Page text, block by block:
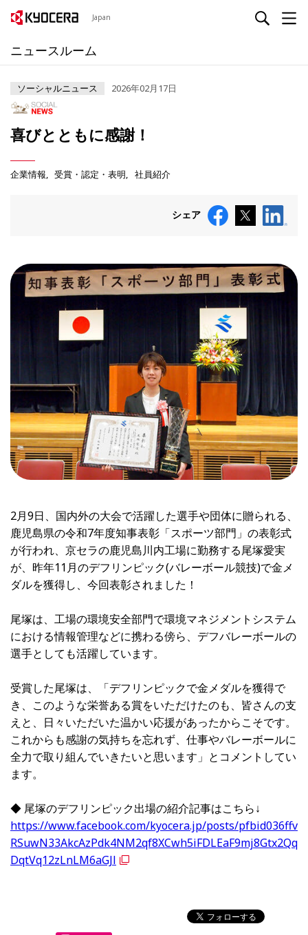
Japan
ニュースルーム
ソーシャルニュース 2026年02月17日
喜びとともに感謝！
企業情報 受賞・認定・表明 社員紹介
シェア
2月9日、国内外の大会で活躍した選手や団体に贈られる、
鹿児島県の令和7年度知事表彰「スポーツ部門」の表彰式
が行われ、京セラの鹿児島川内工場に勤務する尾塚愛実
が、昨年11月のデフリンピック(バレーボール競技)で金メ
ダルを獲得し、今回表彰されました！
尾塚は、工場の環境安全部門で環境マネジメントシステム
における情報管理などに携わる傍ら、デフバレーボールの
選手としても活躍しています。
受賞した尾塚は、「デフリンピックで金メダルを獲得で
き、このような栄誉ある賞をいただけたのも、皆さんの支
えと、日々いただいた温かい応援があったからこそです。
これからも感謝の気持ちを忘れず、仕事やバレーボールに
全力で取り組んでいきたいと思います」とコメントしてい
ます。
◆ 尾塚のデフリンピック出場の紹介記事はこちら↓
https://www.facebook.com/kyocera.jp/posts/pfbid036ffv
RSuwN33AkcAzPdk4NM2qf8XCwh5iFDLEaF9mj8Gtx2Qq
DqtVq12zLnLM6aGJl